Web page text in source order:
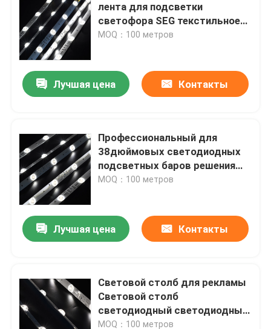
О Компании
Контакты
Продукция
высокий cri привел прокладку
УДАР привел прокладку
rgb привел прокладку
Одиночная прокладка СИД цвета
Настраиваемая белая прокладка СИД
лента для подсветки
светофора SEG текстильное
напряжение CCT ((3000-7500K)
MOQ：100 метров
Лучшая цена Контакты
Профессиональный для
38дюймовых светодиодных
подсветных баров решения
для 40-150 мм глубины
MOQ：100 метров
Лучшая цена Контакты
Световой столб для рекламы
Световой столб
светодиодный светодиодный
столб 100lm / W Белый /
MOQ：100 метров